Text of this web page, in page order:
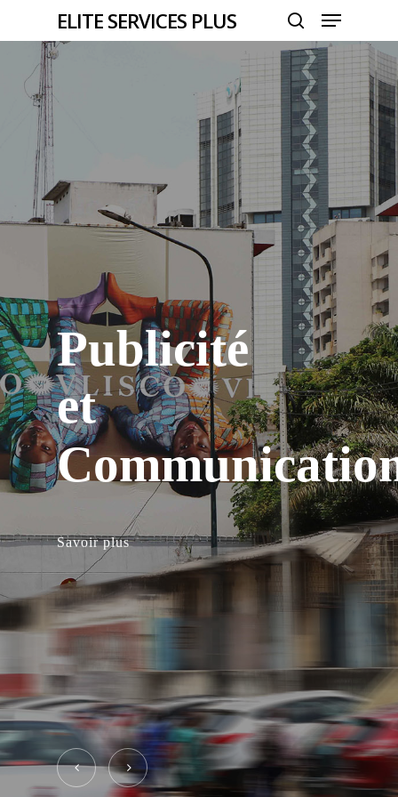
to
content
ELITE SERVICES PLUS
search
Menu
Publicité
et
Savoir plus
Aménagement
Urbain
Close
Menu